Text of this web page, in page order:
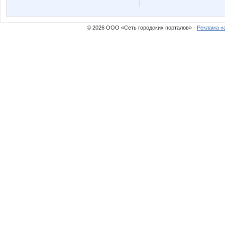
© 2026 ООО «Сеть городских порталов» · Реклама